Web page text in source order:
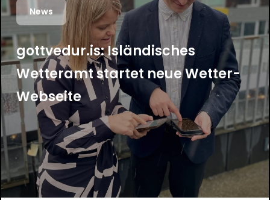
News
gottvedur.is: Isländisches
Wetteramt startet neue Wetter-
Webseite